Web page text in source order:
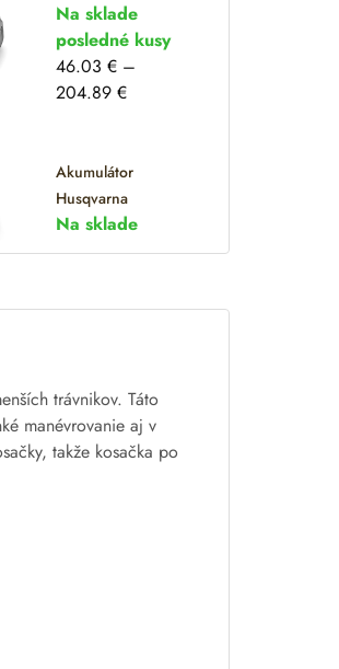
Na sklade
posledné kusy
46.03€ –
204.89€
Akumulátor
Husqvarna
Na sklade
trávnikov. Táto
manévrovanie aj v
takže kosačka po